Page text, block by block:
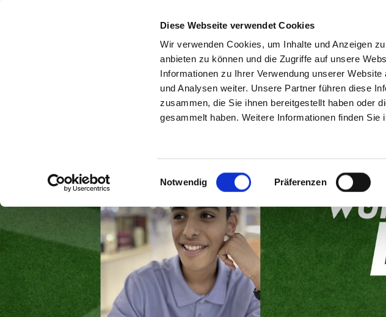
Diese Webseite verwendet Cookies
Wir verwenden Cookies, um Inhalte und Anzeigen
anbieten zu können und die Zugriffe auf unsere
Informationen zu Ihrer Verwendung unserer
und Analysen weiter. Unsere Partner führen diese
zusammen, die Sie ihnen bereitgestellt haben oder
gesammelt haben. Weitere Informationen finden Sie
Einwilligungsauswahl
Notwendig Präferenzen